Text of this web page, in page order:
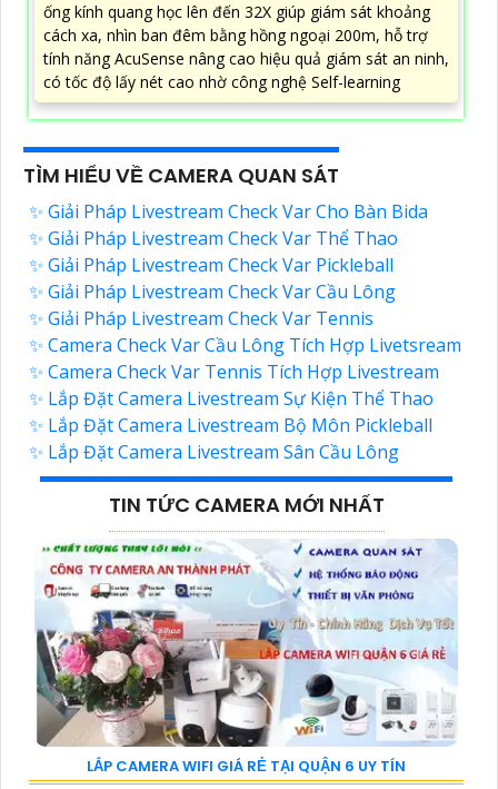
ống kính quang học lên đến 32X giúp giám sát khoảng
cách xa, nhìn ban đêm bằng hồng ngoại 200m, hỗ trợ
tính năng AcuSense nâng cao hiệu quả giám sát an ninh,
có tốc độ lấy nét cao nhờ công nghệ Self-learning
TÌM HIỂU VỀ CAMERA QUAN SÁT
✨ Giải Pháp Livestream Check Var Cho Bàn Bida
✨ Giải Pháp Livestream Check Var Thể Thao
✨ Giải Pháp Livestream Check Var Pickleball
✨ Giải Pháp Livestream Check Var Cầu Lông
✨ Giải Pháp Livestream Check Var Tennis
✨ Camera Check Var Cầu Lông Tích Hợp Livetsream
✨ Camera Check Var Tennis Tích Hợp Livestream
✨ Lắp Đặt Camera Livestream Sự Kiện Thể Thao
✨ Lắp Đặt Camera Livestream Bộ Môn Pickleball
✨ Lắp Đặt Camera Livestream Sân Cầu Lông
TIN TỨC CAMERA MỚI NHẤT
LẮP CAMERA WIFI GIÁ RẺ TẠI QUẬN 6 UY TÍN